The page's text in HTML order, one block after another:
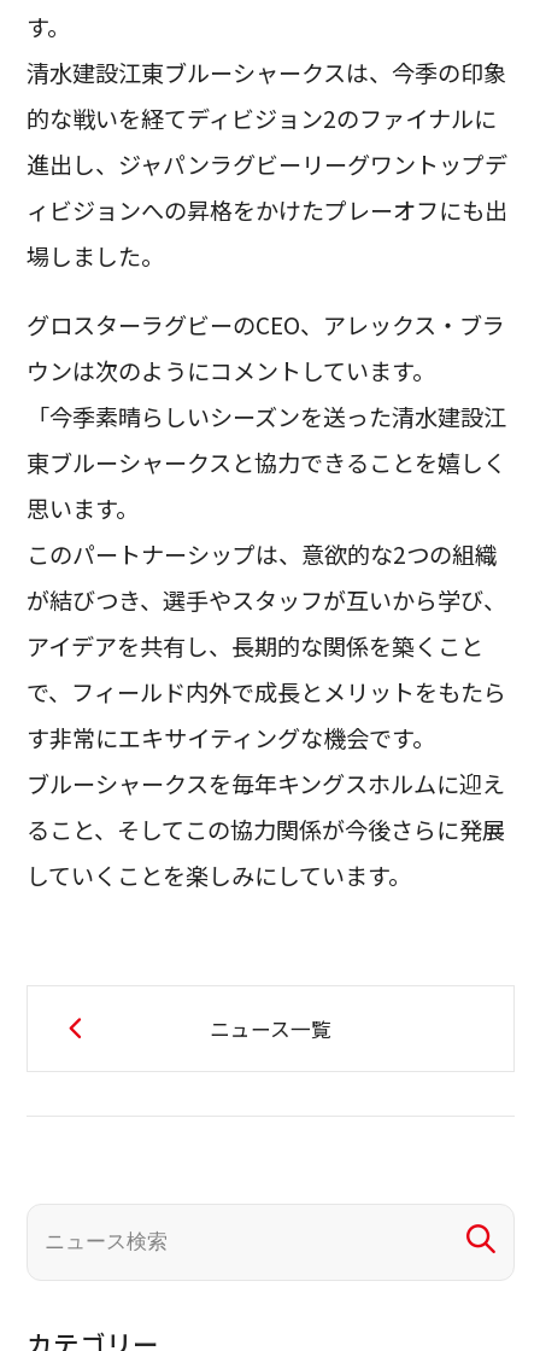
す。
清水建設江東ブルーシャークスは、今季の印象
的な戦いを経てディビジョン2のファイナルに
進出し、ジャパンラグビーリーグワントップデ
ィビジョンへの昇格をかけたプレーオフにも出
場しました。
グロスターラグビーのCEO、アレックス・ブラ
ウンは次のようにコメントしています。
「今季素晴らしいシーズンを送った清水建設江
東ブルーシャークスと協力できることを嬉しく
思います。
このパートナーシップは、意欲的な2つの組織
が結びつき、選手やスタッフが互いから学び、
アイデアを共有し、長期的な関係を築くこと
で、フィールド内外で成長とメリットをもたら
す非常にエキサイティングな機会です。
ブルーシャークスを毎年キングスホルムに迎え
ること、そしてこの協力関係が今後さらに発展
していくことを楽しみにしています。
ニュース一覧
カテゴリー